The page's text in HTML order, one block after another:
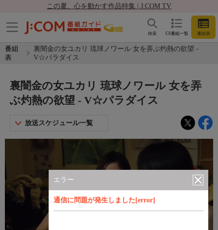
この夏、心を動かす作品特集 | J:COM TV
CS番組一覧 番組表
検索
番組
表
裏闇金の女ユカリ 琉球ノワール 女を弄ぶ灼熱の欲望 -
V☆パラダイス
エラー
通信に問題が発生しました[error]
裏闇金の女ユカリ 琉球ノワール 女を弄
ぶ灼熱の欲望 - V☆パラダイス
放送スケジュール一覧